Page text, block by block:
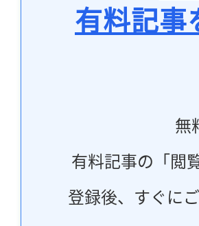
有料記
無
有料記事の「閲
登録後、すぐに